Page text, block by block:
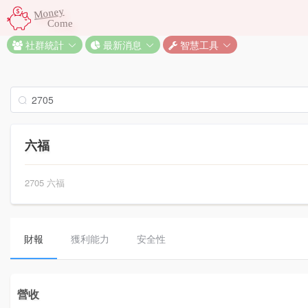
Money
Come
社群統計 最新消息 智慧工具
六福
2705 六福
財報 獲利能力 安全性
營收